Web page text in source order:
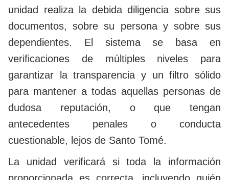
unidad realiza la debida diligencia sobre sus
documentos, sobre su persona y sobre sus
dependientes. El sistema se basa en
verificaciones de múltiples niveles para
garantizar la transparencia y un filtro sólido
para mantener a todas aquellas personas de
dudosa reputación, o que tengan
antecedentes penales o conducta
cuestionable, lejos de Santo Tomé.
La unidad verificará si toda la información